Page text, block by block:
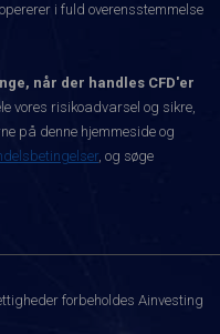
i fuld overensstemmelse
når der handles CFD'er
vores risikoadvarsel og sikre,
på denne hjemmeside og
, og søge
forbeholdes Ainvesting